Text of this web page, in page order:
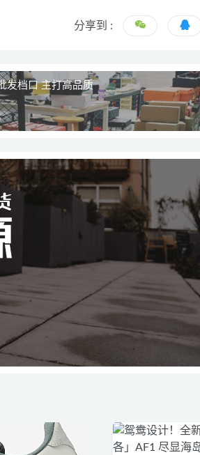
分享到 :
发档口 主打高品质